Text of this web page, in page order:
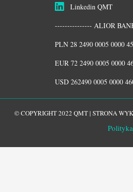
Linkedin QMT
--------------- ALIOR
PLN 28 2490 0005 0000
EUR 72 2490 0005 0000
USD 262490 0005 0000
© COPYRIGHT 2022 QMT | STRONA